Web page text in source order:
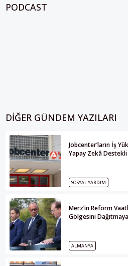
PODCAST
DIĞER GÜNDEM YAZILARI
Jobcenter’ların İş
Yapay Zekâ
SOSYAL YARDIM
Merz’in Reform
Gölgesini
ALMANYA